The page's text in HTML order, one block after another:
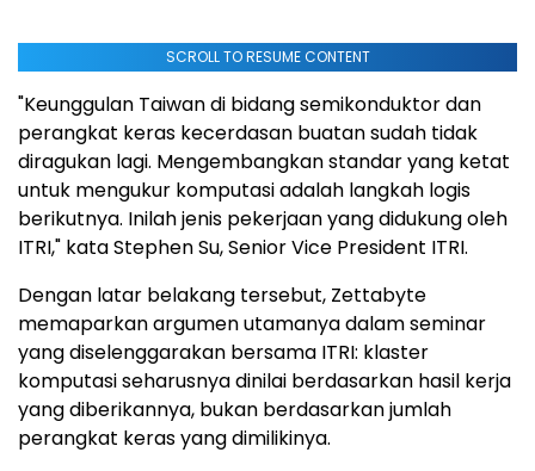
SCROLL TO RESUME CONTENT
"Keunggulan Taiwan di bidang semikonduktor dan
perangkat keras kecerdasan buatan sudah tidak
diragukan lagi. Mengembangkan standar yang ketat
untuk mengukur komputasi adalah langkah logis
berikutnya. Inilah jenis pekerjaan yang didukung oleh
ITRI," kata Stephen Su, Senior Vice President ITRI.
Dengan latar belakang tersebut, Zettabyte
memaparkan argumen utamanya dalam seminar
yang diselenggarakan bersama ITRI: klaster
komputasi seharusnya dinilai berdasarkan hasil kerja
yang diberikannya, bukan berdasarkan jumlah
perangkat keras yang dimilikinya.